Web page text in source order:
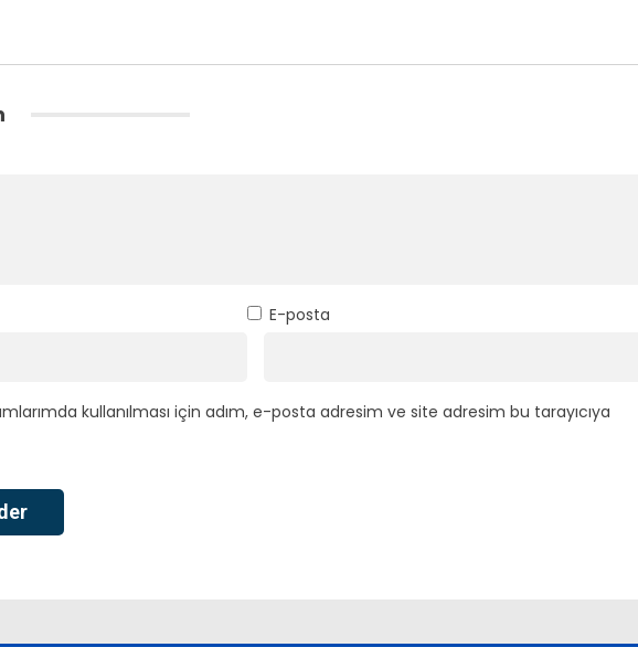
E-posta
kullanılması için adım, e-posta adresim ve site adresim bu tarayıcıya